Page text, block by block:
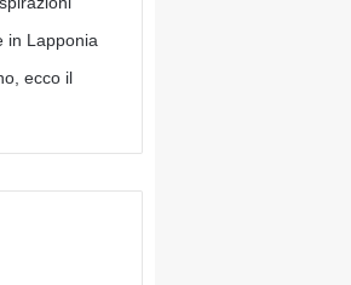
in Lapponia
ecco il